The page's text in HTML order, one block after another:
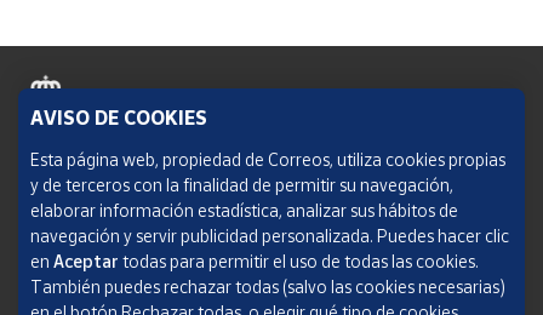
Política de cookies
Aviso legal
Condiciones del servicio
Política de Privacidad Web
AVISO DE COOKIES
Esta página web, propiedad de Correos, utiliza cookies propias
y de terceros con la finalidad de permitir su navegación,
elaborar información estadística, analizar sus hábitos de
navegación y servir publicidad personalizada. Puedes hacer clic
en Aceptar todas para permitir el uso de todas las cookies.
También puedes rechazar todas (salvo las cookies necesarias)